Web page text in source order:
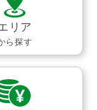
リア
ら探す